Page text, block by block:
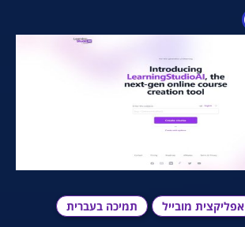
מעבר לאתר הכלי
אפליקצית מובייל תמיכה בעברית